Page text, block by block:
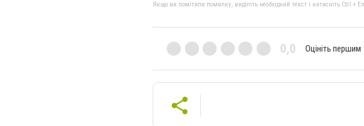
Якщо ви помітили помилку, виділіть необхідний текст і натисніть Ctrl +
0,0 Оцініть першим